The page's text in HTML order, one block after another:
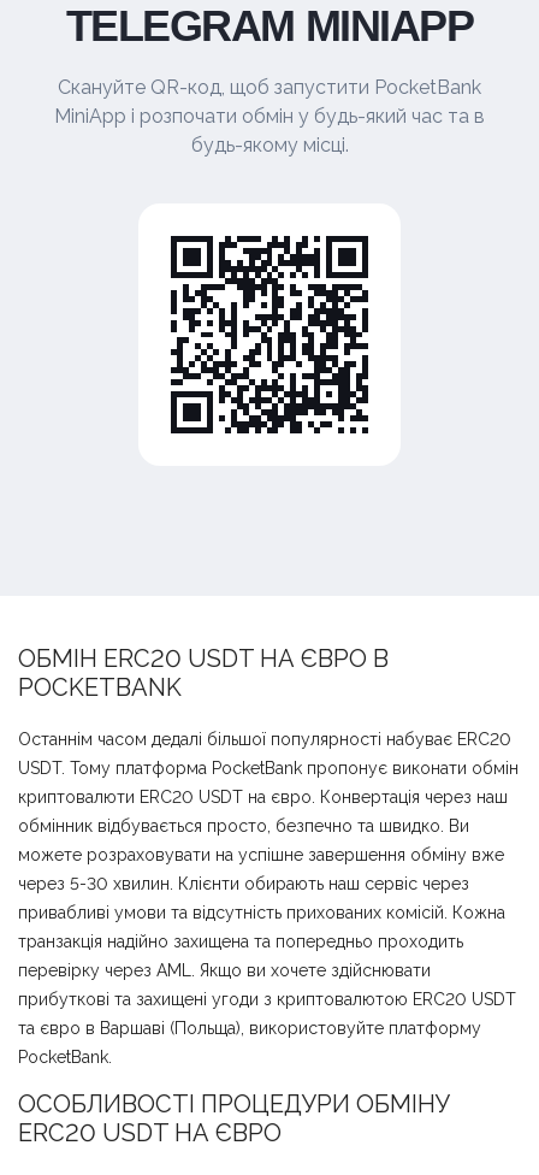
TELEGRAM MINIAPP
Скануйте QR-код, щоб запустити PocketBank
MiniApp і розпочати обмін у будь-який час та в
будь-якому місці.
ОБМІН ERC20 USDT НА ЄВРО В
POCKETBANK
Останнім часом дедалі більшої популярності набуває ERC20
USDT. Тому платформа PocketBank пропонує виконати обмін
криптовалюти ERC20 USDT на євро. Конвертація через наш
обмінник відбувається просто, безпечно та швидко. Ви
можете розраховувати на успішне завершення обміну вже
через 5-30 хвилин. Клієнти обирають наш сервіс через
привабливі умови та відсутність прихованих комісій. Кожна
транзакція надійно захищена та попередньо проходить
перевірку через AML. Якщо ви хочете здійснювати
прибуткові та захищені угоди з криптовалютою ERC20 USDT
та євро в Варшаві (Польща), використовуйте платформу
PocketBank.
ОСОБЛИВОСТІ ПРОЦЕДУРИ ОБМІНУ
ERC20 USDT НА ЄВРО